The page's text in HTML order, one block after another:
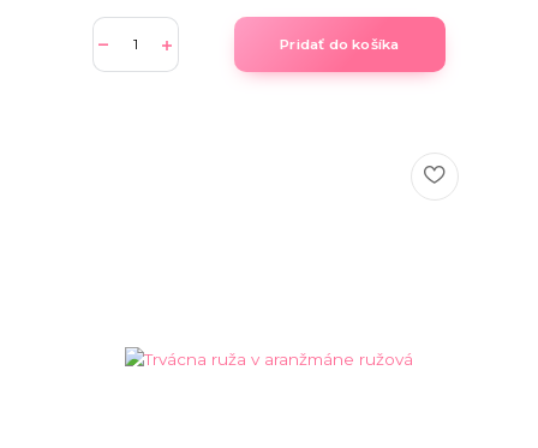
Pridať do košíka